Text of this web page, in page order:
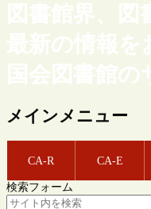
図書館界、図
最新の情報を
国会図書館の
メインメニュー
CA-R CA-E
検索フォーム